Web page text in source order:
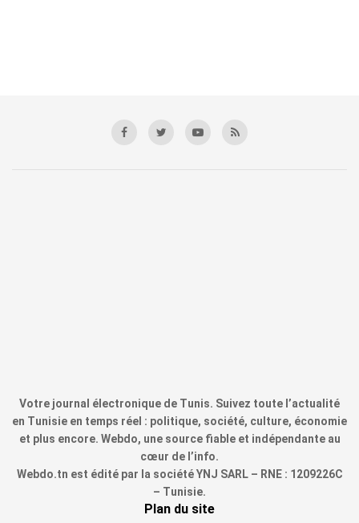
Votre journal électronique de Tunis. Suivez toute l’actualité
en Tunisie en temps réel : politique, société, culture, économie
et plus encore. Webdo, une source fiable et indépendante au
cœur de l’info.
Webdo.tn est édité par la société YNJ SARL – RNE : 1209226C
– Tunisie.
Plan du site